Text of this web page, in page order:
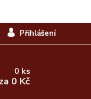
Přihlášení
0 ks
za 0 Kč